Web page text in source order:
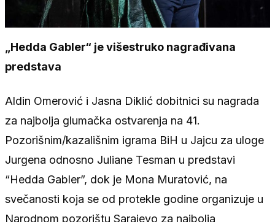
„Hedda Gabler“ je višestruko nagrađivana
predstava
Aldin Omerović i Jasna Diklić dobitnici su nagrada
za najbolja glumačka ostvarenja na 41.
Pozorišnim/kazališnim igrama BiH u Jajcu za uloge
Jurgena odnosno Juliane Tesman u predstavi
“Hedda Gabler”, dok je Mona Muratović, na
svečanosti koja se od protekle godine organizuje u
Narodnom pozorištu Sarajevo za najbolja